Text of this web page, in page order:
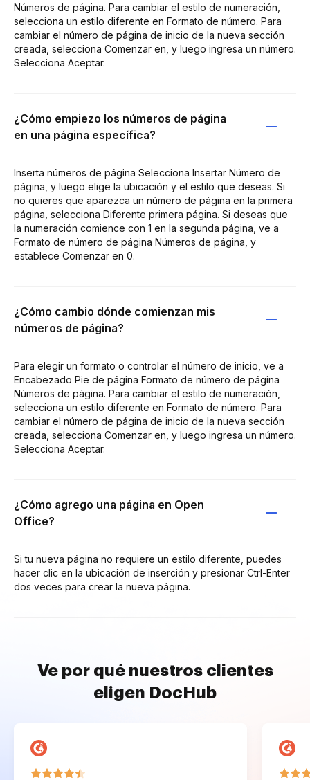
Números de página. Para cambiar el estilo de numeración,
selecciona un estilo diferente en Formato de número. Para
cambiar el número de página de inicio de la nueva sección
creada, selecciona Comenzar en, y luego ingresa un número.
Selecciona Aceptar.
¿Cómo empiezo los números de página
en una página específica?
Inserta números de página Selecciona Insertar Número de
página, y luego elige la ubicación y el estilo que deseas. Si
no quieres que aparezca un número de página en la primera
página, selecciona Diferente primera página. Si deseas que
la numeración comience con 1 en la segunda página, ve a
Formato de número de página Números de página, y
establece Comenzar en 0.
¿Cómo cambio dónde comienzan mis
números de página?
Para elegir un formato o controlar el número de inicio, ve a
Encabezado Pie de página Formato de número de página
Números de página. Para cambiar el estilo de numeración,
selecciona un estilo diferente en Formato de número. Para
cambiar el número de página de inicio de la nueva sección
creada, selecciona Comenzar en, y luego ingresa un número.
Selecciona Aceptar.
¿Cómo agrego una página en Open
Office?
Si tu nueva página no requiere un estilo diferente, puedes
hacer clic en la ubicación de inserción y presionar Ctrl-Enter
dos veces para crear la nueva página.
Ve por qué nuestros clientes
eligen DocHub